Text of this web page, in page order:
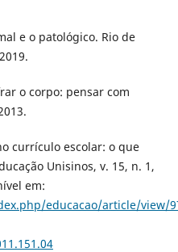
e o patológico. Rio de
o corpo: pensar com
currículo escolar: o que
Unisinos, v. 15, n. 1,
em:
educacao/article/view/